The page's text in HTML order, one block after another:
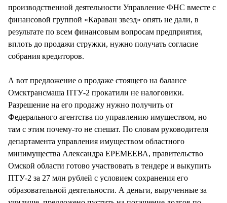
производственной деятельности Управление ФНС вместе с
финансовой группой «Караван звезд» опять не дали, в
результате по всем финансовым вопросам предприятия,
вплоть до продажи стружки, нужно получать согласие
собрания кредиторов.
А вот предложение о продаже стоящего на балансе
Омсктрансмаша ПТУ-2 прокатили не налоговики.
Разрешение на его продажу нужно получить от
Федерального агентства по управлению имуществом, но
там с этим почему-то не спешат. По словам руководителя
департамента управления имуществом областного
минимущества Александра ЕРЕМЕЕВА, правительство
Омской области готово участвовать в тендере и выкупить
ПТУ-2 за 27 млн рублей с условием сохранения его
образовательной деятельности. А деньги, вырученные за